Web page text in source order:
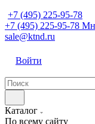
+7 (495) 225-95-78
+7 (495) 225-95-78
sale@ktnd.ru
Войти
Каталог
По всему сайту